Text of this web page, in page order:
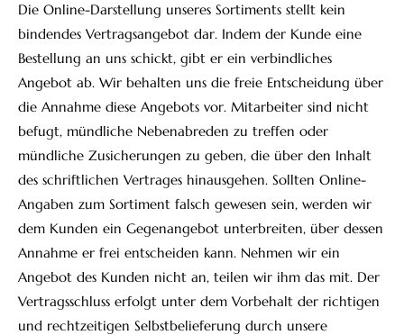
Die Online-Darstellung unseres Sortiments stellt kein
bindendes Vertragsangebot dar. Indem der Kunde eine
Bestellung an uns schickt, gibt er ein verbindliches
Angebot ab. Wir behalten uns die freie Entscheidung über
die Annahme diese Angebots vor. Mitarbeiter sind nicht
befugt, mündliche Nebenabreden zu treffen oder
mündliche Zusicherungen zu geben, die über den Inhalt
des schriftlichen Vertrages hinausgehen. Sollten Online-
Angaben zum Sortiment falsch gewesen sein, werden wir
dem Kunden ein Gegenangebot unterbreiten, über dessen
Annahme er frei entscheiden kann. Nehmen wir ein
Angebot des Kunden nicht an, teilen wir ihm das mit. Der
Vertragsschluss erfolgt unter dem Vorbehalt der richtigen
und rechtzeitigen Selbstbelieferung durch unsere